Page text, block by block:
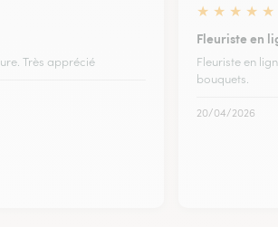
Très apprécié
★ ★ ★ ★ ★
Fleuriste en
Fleuriste en
bouquets.
20/04/2026